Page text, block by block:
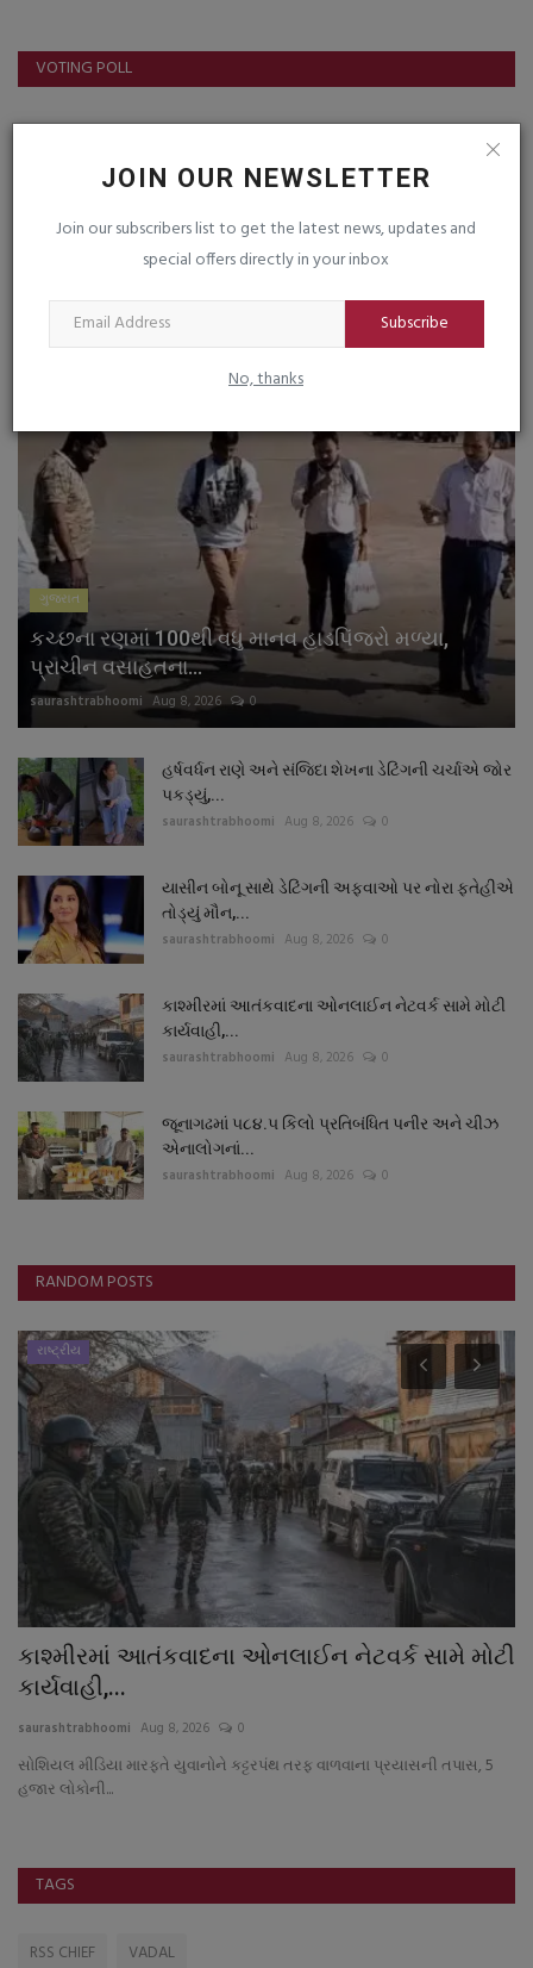
JOIN OUR NEWSLETTER
Join our subscribers list to get the latest news, updates and
special offers directly in your inbox
Subscribe
No, thanks
VOTING POLL
FOLLOW US
Facebook Instagram
Youtube
ગુજરાત
કચ્છના રણમાં 100થી વધુ માનવ હાડપિંજરો મળ્યા,
પ્રાચીન વસાહતના...
saurashtrabhoomi Aug 8, 2026 0
હર્ષવર્ધન રાણે અને સંજિદા શેખના ડેટિંગની ચર્ચાએ જોર
પકડ્યું,...
saurashtrabhoomi Aug 8, 2026 0
યાસીન બોનૂ સાથે ડેટિંગની અફવાઓ પર નોરા ફતેહીએ
તોડ્યું મૌન,...
saurashtrabhoomi Aug 8, 2026 0
કાશ્મીરમાં આતંકવાદના ઓનલાઈન નેટવર્ક સામે મોટી
કાર્યવાહી,...
saurashtrabhoomi Aug 8, 2026 0
જૂનાગઢમાં ૫૮૪.૫ કિલો પ્રતિબંધિત પનીર અને ચીઝ
એનાલોગનાં...
saurashtrabhoomi Aug 8, 2026 0
RANDOM POSTS
રાષ્ટ્રીય
કાશ્મીરમાં આતંકવાદના ઓનલાઈન નેટવર્ક સામે મોટી
કાર્યવાહી,...
saurashtrabhoomi Aug 8, 2026 0
સોશિયલ મીડિયા મારફતે યુવાનોને કટ્ટરપંથ તરફ વાળવાના પ્રયાસની તપાસ, 5
હજાર લોકોની...
TAGS
RSS CHIEF
VADAL